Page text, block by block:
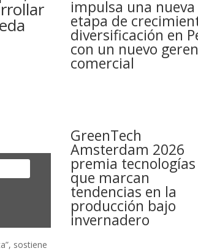
sostiene
impulsa una nueva
etapa de
diversificación en
con un nuevo
comercial
GreenTech
Amsterdam 2026
premia tecnologías
que marcan
tendencias en la
producción bajo
invernadero